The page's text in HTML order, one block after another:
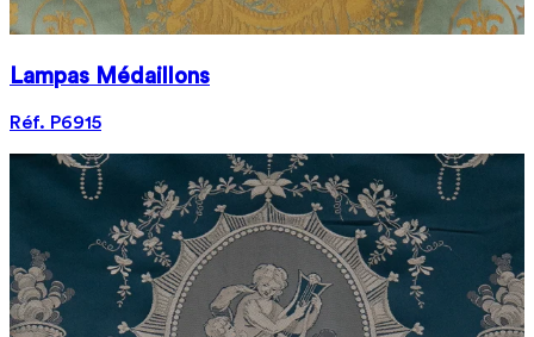
Lampas Médaillons
Réf. P6915